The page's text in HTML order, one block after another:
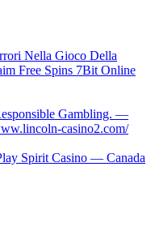
Nella Gioco Della
Free Spins 7Bit Online
Gambling. —
casino2.com/
Spirit Casino — Canada